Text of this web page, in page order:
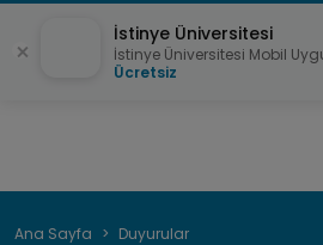
Sayfa
Ana Sayfa Duyurular
İstinye Üniversitesi
İstinye Üniversitesi Mobil
Ücretsiz